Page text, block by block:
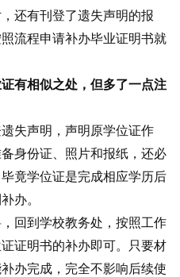
还有刊登了遗失声明的报
流程申请补办毕业证明书就
有相似之处，但多了一点注
失声明，声明原学位证作
身份证、照片和报纸，还必
竟学位证是完成相应学历后
办。
回到学校教务处，按照工作
证明书的补办即可。只要材
办完成，完全不影响后续使